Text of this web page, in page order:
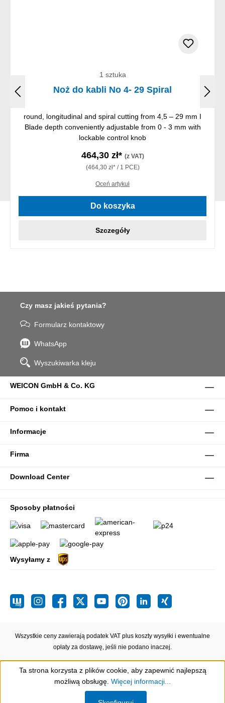
1 sztuka
Noż do kabli No 4- 29 Spiral
round, longitudinal and spiral cutting from 4,5 – 29 mm I
Blade depth conveniently adjustable from 0 - 3 mm with
lockable control knob
464,30 zł* (z VAT)
(464,30 zł* / 1 PCE)
Oceń artykuł
Do koszyka
Szczegóły
Czy masz jakieś pytania?
Formularz kontaktowy
WhatsApp
Wyszukiwarka kleju
WEICON GmbH & Co. KG
Pomoc i kontakt
Informacje
Firma
Download Center
Sposoby płatności
Wysyłamy z
Wszystkie ceny zawierają podatek VAT plus koszty wysyłki i ewentualne
opłaty za dostawę, jeśli nie podano inaczej.
Ta strona korzysta z plików cookie, aby zapewnić najlepszą
możliwą obsługę. Więcej informacji...